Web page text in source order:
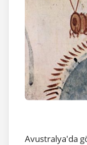
Avustralya'da